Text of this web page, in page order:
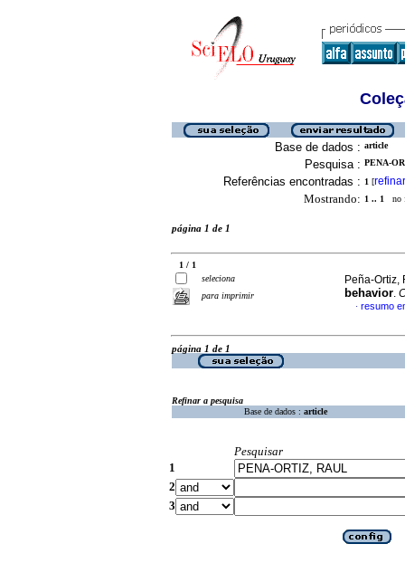
Base de dados : article
Pesquisa : PENA-
Referências encontradas : 1 [refinar
Mostrando: 1 .. 1 no
página 1 de 1
1 / 1
seleciona
para imprimir
Peña-Ortiz,
behavior.
· resumo
página 1 de 1
Refinar a pesquisa
Base de dados : article
Pesquisar
1
2
3